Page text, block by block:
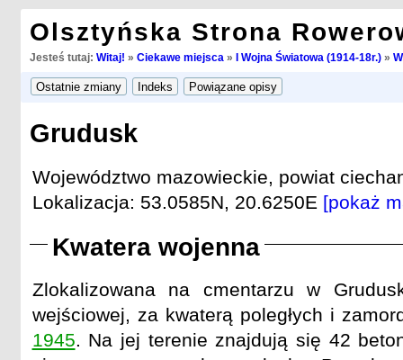
Olsztyńska Strona
Jesteś tutaj: Witaj! » Ciekawe miejsca » I Wojna Światowa (1914-18r.)»
Grudusk
Województwo mazowieckie, powiat
Lokalizacja: 53.0585N, 20.6250E [pokaż
Kwatera wojenna
Zlokalizowana na cmentarzu w
wejściowej, za kwaterą poległych i
1945. Na jej terenie znajdują się 42